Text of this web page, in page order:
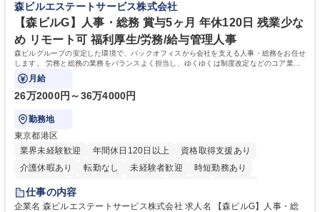
森ビルエステートサービス株式会社
【森ビルG】人事・総務 賞与5ヶ月 年休120日 残業少な
め リモート可 福利厚生/労務/給与管理人事
森ビルグループの安定した環境で、バックオフィスから会社を支える人事・総務をお任せ
します。 労務と総務の業務をバランスよく担当し、ゆくゆくは制度改定などのコア業務
にも挑戦できる、やりがいある環境です。
月給
26万2000円～36万4000円
勤務地
東京都港区
業界未経験歓迎
年間休日120日以上
資格取得支援あり
介護休暇あり
転勤なし 未経験者歓迎
時短勤務あり
経験者歓迎
完全週休2日制
交通費支給 長期歓迎 駅近5分以内 土日祝休み
仕事の内容
企業名 森ビルエステートサービス株式会社 求人名 【森ビルG】人事・総